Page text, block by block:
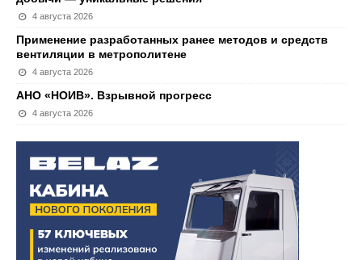
4 августа 2026
Применение разработанных ранее методов и средств
вентиляции в метрополитене
4 августа 2026
АНО «НОИВ». Взрывной прогресс
4 августа 2026